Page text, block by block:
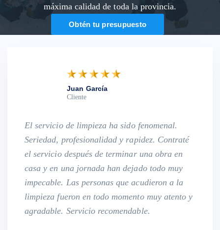
máxima calidad de toda la provincia.
Obtén tu presupuesto
Juan García
Cliente
El servicio de limpieza ha sido fenomenal.
Seriedad, profesionalidad y rapidez. Contraté
el servicio después de terminar una obra en
casa y en una jornada han dejado todo muy
impecable. Las personas que acudieron a la
limpieza fueron en todo momento muy atento y
agradable. Servicio recomendable.